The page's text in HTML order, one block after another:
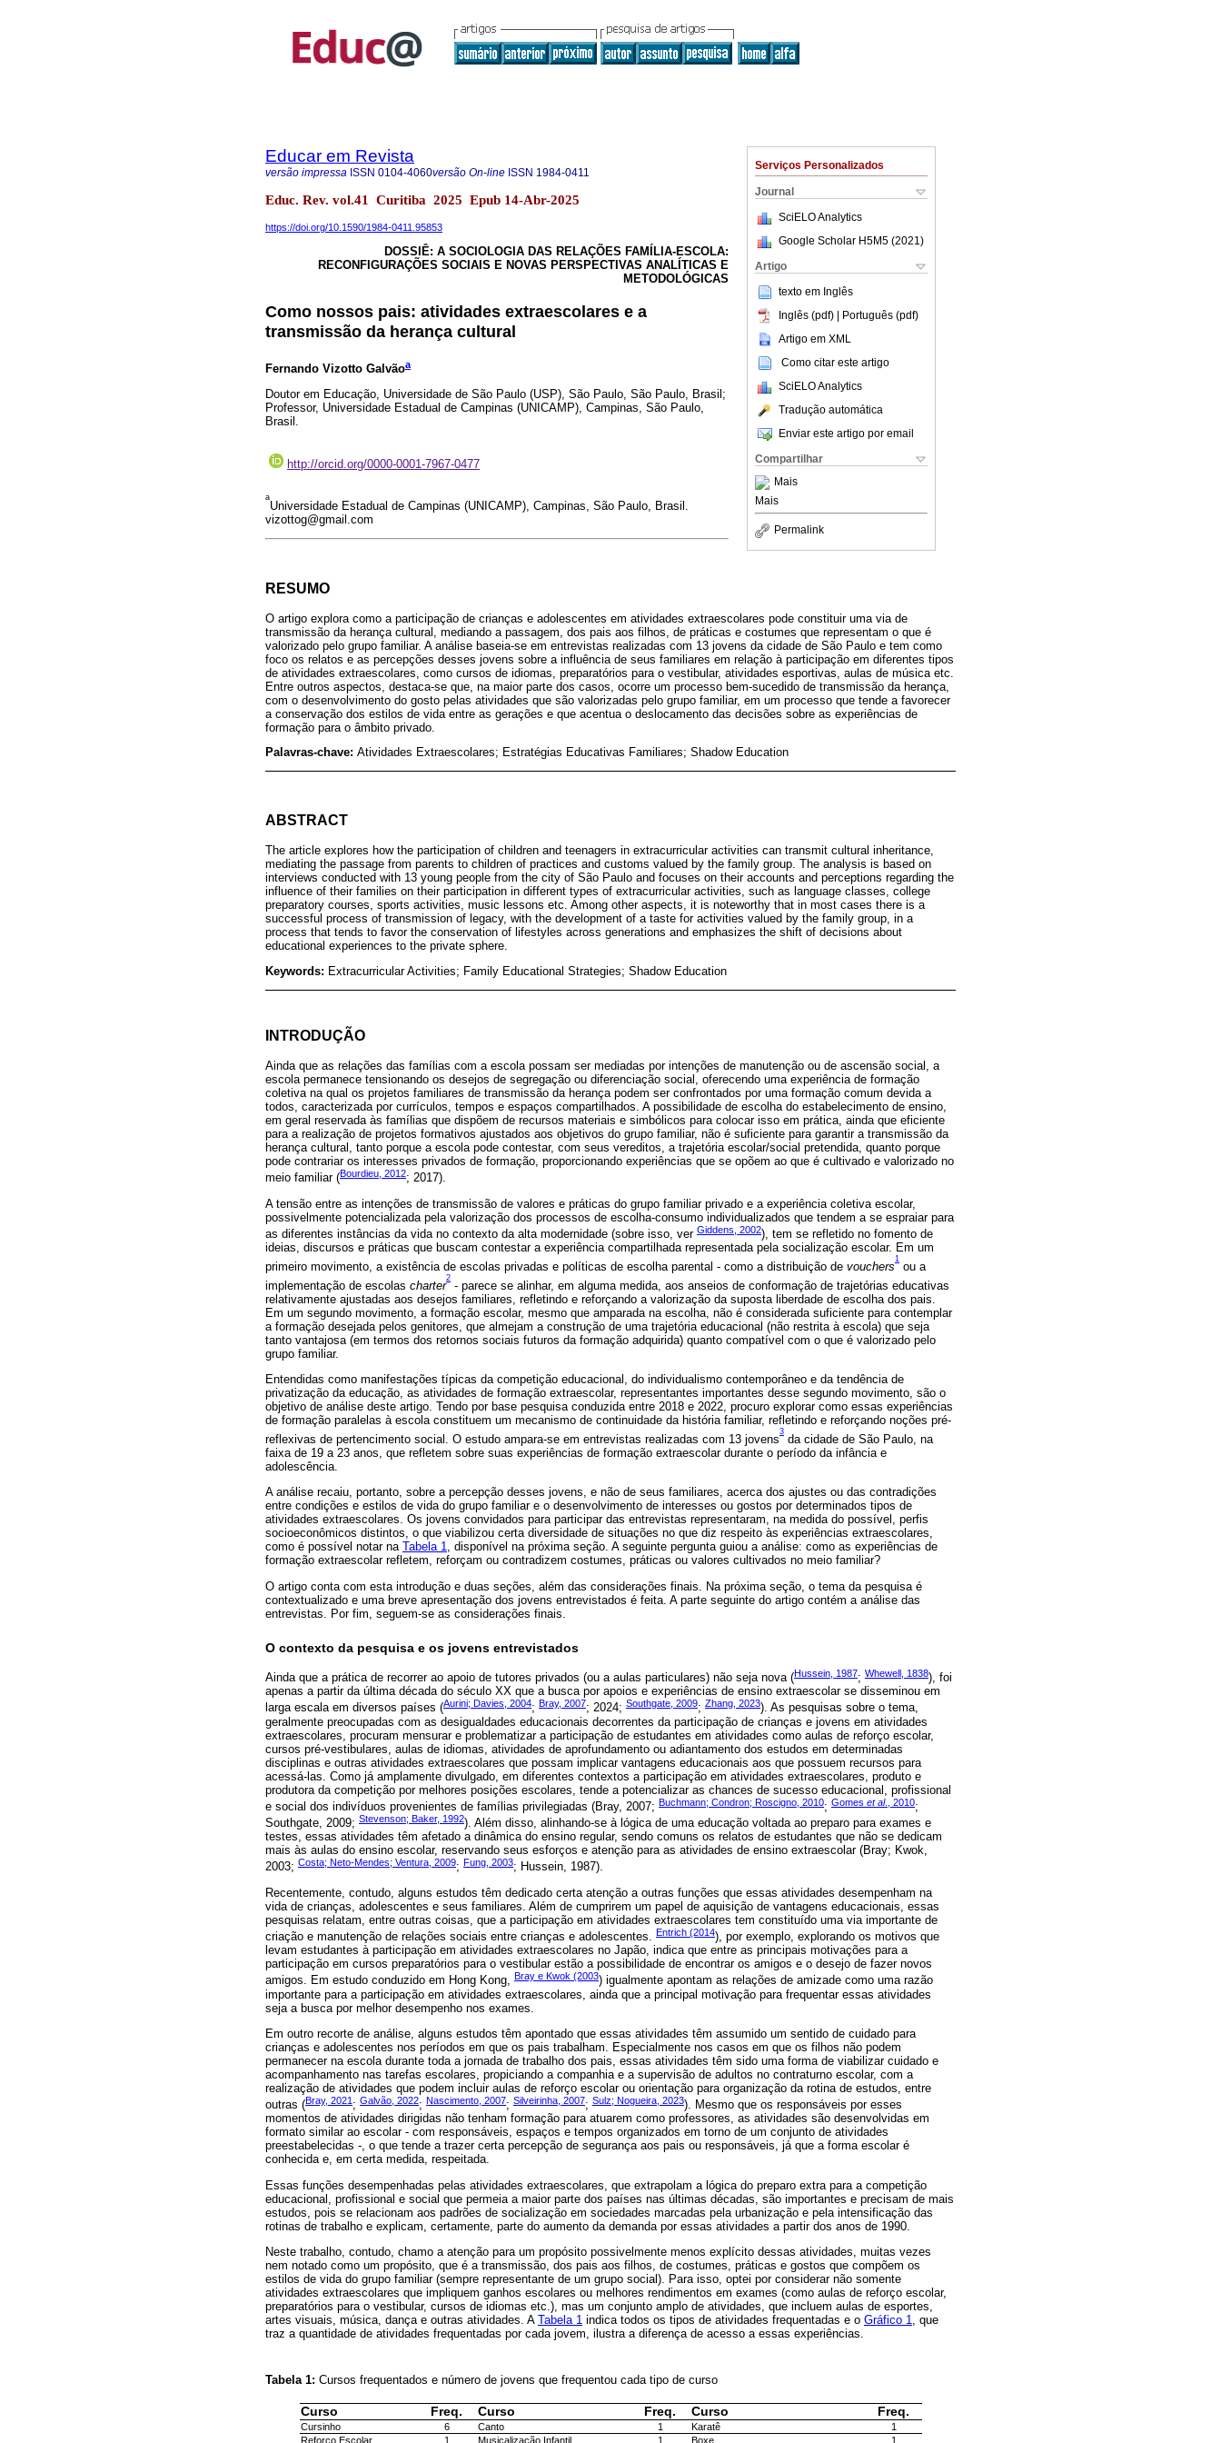
Serviços Personalizados
Journal
SciELO Analytics
Google Scholar H5M5 (2021 )
Artigo
texto em Inglês
Inglês (pdf) | Português (pdf)
Artigo em XML
Como citar este artigo
SciELO Analytics
Tradução automática
Enviar este artigo por email
Compartilhar
Mais
Mais
Permalink
Educar em Revista
versão impressa ISSN 0104-4060versão On-line ISSN 1984-0411
Educ. Rev. vol.41 Curitiba 2025 Epub 14-Abr-2025
https://doi.org/10.1590/1984-0411.95853
DOSSIÊ: A SOCIOLOGIA DAS RELAÇÕES FAMÍLIA-ESCOLA:
RECONFIGURAÇÕES SOCIAIS E NOVAS PERSPECTIVAS ANALÍTICAS E
METODOLÓGICAS
Como nossos pais: atividades extraescolares e a
transmissão da herança cultural
Fernando Vizotto Galvãoa
Doutor em Educação, Universidade de São Paulo (USP), São Paulo, São Paulo, Brasil;
Professor, Universidade Estadual de Campinas (UNICAMP), Campinas, São Paulo,
Brasil.
http://orcid.org/0000-0001-7967-0477
a
Universidade Estadual de Campinas (UNICAMP), Campinas, São Paulo, Brasil.
vizottog@gmail.com
RESUMO
O artigo explora como a participação de crianças e adolescentes em atividades extraescolares pode constituir uma via de
transmissão da herança cultural, mediando a passagem, dos pais aos filhos, de práticas e costumes que representam o que é
valorizado pelo grupo familiar. A análise baseia-se em entrevistas realizadas com 13 jovens da cidade de São Paulo e tem como
foco os relatos e as percepções desses jovens sobre a influência de seus familiares em relação à participação em diferentes tipos
de atividades extraescolares, como cursos de idiomas, preparatórios para o vestibular, atividades esportivas, aulas de música etc.
Entre outros aspectos, destaca-se que, na maior parte dos casos, ocorre um processo bem-sucedido de transmissão da herança,
com o desenvolvimento do gosto pelas atividades que são valorizadas pelo grupo familiar, em um processo que tende a favorecer
a conservação dos estilos de vida entre as gerações e que acentua o deslocamento das decisões sobre as experiências de
formação para o âmbito privado.
Palavras-chave: Atividades Extraescolares; Estratégias Educativas Familiares; Shadow Education
ABSTRACT
The article explores how the participation of children and teenagers in extracurricular activities can transmit cultural inheritance,
mediating the passage from parents to children of practices and customs valued by the family group. The analysis is based on
interviews conducted with 13 young people from the city of São Paulo and focuses on their accounts and perceptions regarding the
influence of their families on their participation in different types of extracurricular activities, such as language classes, college
preparatory courses, sports activities, music lessons etc. Among other aspects, it is noteworthy that in most cases there is a
successful process of transmission of legacy, with the development of a taste for activities valued by the family group, in a
process that tends to favor the conservation of lifestyles across generations and emphasizes the shift of decisions about
educational experiences to the private sphere.
Keywords: Extracurricular Activities; Family Educational Strategies; Shadow Education
INTRODUÇÃO
Ainda que as relações das famílias com a escola possam ser mediadas por intenções de manutenção ou de ascensão social, a
escola permanece tensionando os desejos de segregação ou diferenciação social, oferecendo uma experiência de formação
coletiva na qual os projetos familiares de transmissão da herança podem ser confrontados por uma formação comum devida a
todos, caracterizada por currículos, tempos e espaços compartilhados. A possibilidade de escolha do estabelecimento de ensino,
em geral reservada às famílias que dispõem de recursos materiais e simbólicos para colocar isso em prática, ainda que eficiente
para a realização de projetos formativos ajustados aos objetivos do grupo familiar, não é suficiente para garantir a transmissão da
herança cultural, tanto porque a escola pode contestar, com seus vereditos, a trajetória escolar/social pretendida, quanto porque
pode contrariar os interesses privados de formação, proporcionando experiências que se opõem ao que é cultivado e valorizado no
meio familiar (Bourdieu, 2012; 2017).
A tensão entre as intenções de transmissão de valores e práticas do grupo familiar privado e a experiência coletiva escolar,
possivelmente potencializada pela valorização dos processos de escolha-consumo individualizados que tendem a se espraiar para
as diferentes instâncias da vida no contexto da alta modernidade (sobre isso, ver Giddens, 2002), tem se refletido no fomento de
ideias, discursos e práticas que buscam contestar a experiência compartilhada representada pela socialização escolar. Em um
primeiro movimento, a existência de escolas privadas e políticas de escolha parental - como a distribuição de vouchers
1
ou a
implementação de escolas charter
2
- parece se alinhar, em alguma medida, aos anseios de conformação de trajetórias educativas
relativamente ajustadas aos desejos familiares, refletindo e reforçando a valorização da suposta liberdade de escolha dos pais.
Em um segundo movimento, a formação escolar, mesmo que amparada na escolha, não é considerada suficiente para contemplar
a formação desejada pelos genitores, que almejam a construção de uma trajetória educacional (não restrita à escola) que seja
tanto vantajosa (em termos dos retornos sociais futuros da formação adquirida) quanto compatível com o que é valorizado pelo
grupo familiar.
Entendidas como manifestações típicas da competição educacional, do individualismo contemporâneo e da tendência de
privatização da educação, as atividades de formação extraescolar, representantes importantes desse segundo movimento, são o
objetivo de análise deste artigo. Tendo por base pesquisa conduzida entre 2018 e 2022, procuro explorar como essas experiências
de formação paralelas à escola constituem um mecanismo de continuidade da história familiar, refletindo e reforçando noções pré-
reflexivas de pertencimento social. O estudo ampara-se em entrevistas realizadas com 13 jovens
3
da cidade de São Paulo, na
faixa de 19 a 23 anos, que refletem sobre suas experiências de formação extraescolar durante o período da infância e
adolescência.
A análise recaiu, portanto, sobre a percepção desses jovens, e não de seus familiares, acerca dos ajustes ou das contradições
entre condições e estilos de vida do grupo familiar e o desenvolvimento de interesses ou gostos por determinados tipos de
atividades extraescolares. Os jovens convidados para participar das entrevistas representaram, na medida do possível, perfis
socioeconômicos distintos, o que viabilizou certa diversidade de situações no que diz respeito às experiências extraescolares,
como é possível notar na Tabela 1, disponível na próxima seção. A seguinte pergunta guiou a análise: como as experiências de
formação extraescolar refletem, reforçam ou contradizem costumes, práticas ou valores cultivados no meio familiar?
O artigo conta com esta introdução e duas seções, além das considerações finais. Na próxima seção, o tema da pesquisa é
contextualizado e uma breve apresentação dos jovens entrevistados é feita. A parte seguinte do artigo contém a análise das
entrevistas. Por fim, seguem-se as considerações finais.
O contexto da pesquisa e os jovens entrevistados
Ainda que a prática de recorrer ao apoio de tutores privados (ou a aulas particulares) não seja nova (Hussein, 1987; Whewell, 1838), foi
apenas a partir da última década do século XX que a busca por apoios e experiências de ensino extraescolar se disseminou em
larga escala em diversos países (Aurini; Davies, 2004; Bray, 2007; 2024; Southgate, 2009; Zhang, 2023). As pesquisas sobre o tema,
geralmente preocupadas com as desigualdades educacionais decorrentes da participação de crianças e jovens em atividades
extraescolares, procuram mensurar e problematizar a participação de estudantes em atividades como aulas de reforço escolar,
cursos pré-vestibulares, aulas de idiomas, atividades de aprofundamento ou adiantamento dos estudos em determinadas
disciplinas e outras atividades extraescolares que possam implicar vantagens educacionais aos que possuem recursos para
acessá-las. Como já amplamente divulgado, em diferentes contextos a participação em atividades extraescolares, produto e
produtora da competição por melhores posições escolares, tende a potencializar as chances de sucesso educacional, profissional
e social dos indivíduos provenientes de famílias privilegiadas (Bray, 2007; Buchmann; Condron; Roscigno, 2010; Gomes et al., 2010;
Southgate, 2009; Stevenson; Baker, 1992). Além disso, alinhando-se à lógica de uma educação voltada ao preparo para exames e
testes, essas atividades têm afetado a dinâmica do ensino regular, sendo comuns os relatos de estudantes que não se dedicam
mais às aulas do ensino escolar, reservando seus esforços e atenção para as atividades de ensino extraescolar (Bray; Kwok,
2003; Costa; Neto-Mendes; Ventura, 2009; Fung, 2003; Hussein, 1987).
Recentemente, contudo, alguns estudos têm dedicado certa atenção a outras funções que essas atividades desempenham na
vida de crianças, adolescentes e seus familiares. Além de cumprirem um papel de aquisição de vantagens educacionais, essas
pesquisas relatam, entre outras coisas, que a participação em atividades extraescolares tem constituído uma via importante de
criação e manutenção de relações sociais entre crianças e adolescentes. Entrich (2014), por exemplo, explorando os motivos que
levam estudantes à participação em atividades extraescolares no Japão, indica que entre as principais motivações para a
participação em cursos preparatórios para o vestibular estão a possibilidade de encontrar os amigos e o desejo de fazer novos
amigos. Em estudo conduzido em Hong Kong, Bray e Kwok (2003) igualmente apontam as relações de amizade como uma razão
importante para a participação em atividades extraescolares, ainda que a principal motivação para frequentar essas atividades
seja a busca por melhor desempenho nos exames.
Em outro recorte de análise, alguns estudos têm apontado que essas atividades têm assumido um sentido de cuidado para
crianças e adolescentes nos períodos em que os pais trabalham. Especialmente nos casos em que os filhos não podem
permanecer na escola durante toda a jornada de trabalho dos pais, essas atividades têm sido uma forma de viabilizar cuidado e
acompanhamento nas tarefas escolares, propiciando a companhia e a supervisão de adultos no contraturno escolar, com a
realização de atividades que podem incluir aulas de reforço escolar ou orientação para organização da rotina de estudos, entre
outras (Bray, 2021 ; Galvão, 2022; Nascimento, 2007; Silveirinha, 2007; Sulz; Nogueira, 2023). Mesmo que os responsáveis por esses
momentos de atividades dirigidas não tenham formação para atuarem como professores, as atividades são desenvolvidas em
formato similar ao escolar - com responsáveis, espaços e tempos organizados em torno de um conjunto de atividades
preestabelecidas -, o que tende a trazer certa percepção de segurança aos pais ou responsáveis, já que a forma escolar é
conhecida e, em certa medida, respeitada.
Essas funções desempenhadas pelas atividades extraescolares, que extrapolam a lógica do preparo extra para a competição
educacional, profissional e social que permeia a maior parte dos países nas últimas décadas, são importantes e precisam de mais
estudos, pois se relacionam aos padrões de socialização em sociedades marcadas pela urbanização e pela intensificação das
rotinas de trabalho e explicam, certamente, parte do aumento da demanda por essas atividades a partir dos anos de 1990.
Neste trabalho, contudo, chamo a atenção para um propósito possivelmente menos explícito dessas atividades, muitas vezes
nem notado como um propósito, que é a transmissão, dos pais aos filhos, de costumes, práticas e gostos que compõem os
estilos de vida do grupo familiar (sempre representante de um grupo social). Para isso, optei por considerar não somente
atividades extraescolares que impliquem ganhos escolares ou melhores rendimentos em exames (como aulas de reforço escolar,
preparatórios para o vestibular, cursos de idiomas etc.), mas um conjunto amplo de atividades, que incluem aulas de esportes,
artes visuais, música, dança e outras atividades. A Tabela 1 indica todos os tipos de atividades frequentadas e o Gráfico 1
, que
traz a quantidade de atividades frequentadas por cada jovem, ilustra a diferença de acesso a essas experiências.
Tabela 1: Cursos frequentados e número de jovens que frequentou cada tipo de curso
Curso Freq. Curso Freq. Curso Freq.
Cursinho 6 Canto 1 Karatê
1
Reforço Escolar
1 Musicalização Infantil 1 Boxe
1